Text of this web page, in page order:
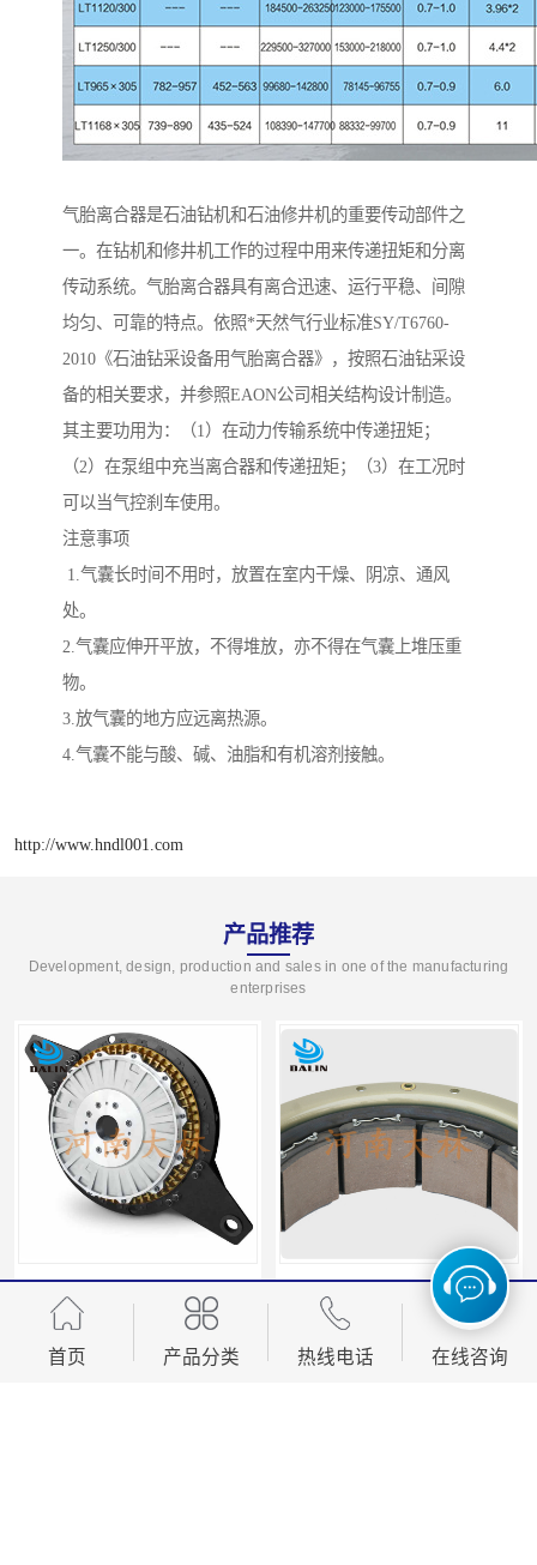
气胎离合器是石油钻机和石油修井机的重要传动部件之
一。在钻机和修井机工作的过程中用来传递扭矩和分离
传动系统。气胎离合器具有离合迅速、运行平稳、间隙
均匀、可靠的特点。依照*天然气行业标准SY/T6760-
2010《石油钻采设备用气胎离合器》，按照石油钻采设
备的相关要求，并参照EAON公司相关结构设计制造。
其主要功用为：（1）在动力传输系统中传递扭矩；
（2）在泵组中充当离合器和传递扭矩；（3）在工况时
可以当气控刹车使用。
注意事项
1.气囊长时间不用时，放置在室内干燥、阴凉、通风
处。
2.气囊应伸开平放，不得堆放，亦不得在气囊上堆压重
物。
3.放气囊的地方应远离热源。
4.气囊不能与酸、碱、油脂和有机溶剂接触。
http://www.hndl001.com
产品推荐
Development, design, production and sales in one of the manufacturing
enterprises
气动冲床离合器KB0100 气胎离合器气囊12CB350
首页 产品分类 热线电话 在线咨询